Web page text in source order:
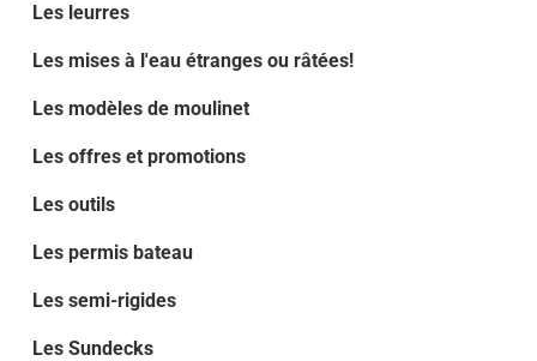
Les leurres
Les mises à l'eau étranges ou râtées!
Les modèles de moulinet
Les offres et promotions
Les outils
Les permis bateau
Les semi-rigides
Les Sundecks